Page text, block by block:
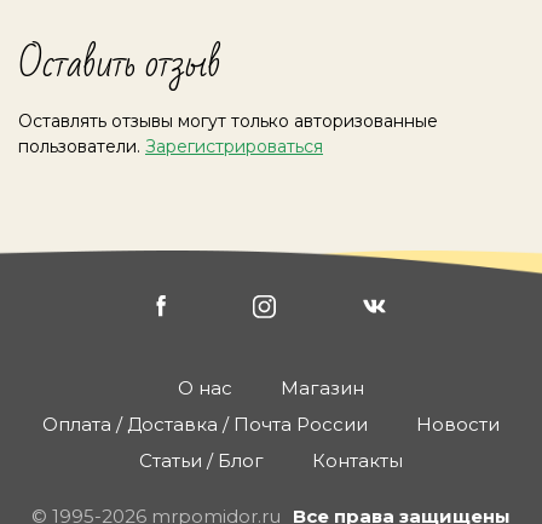
Оставить отзыв
Оставлять отзывы могут только авторизованные
пользователи. Зарегистрироваться
О нас
Магазин
Оплата / Доставка / Почта России
Новости
Статьи / Блог
Контакты
© 1995-2026 mrpomidor.ru Все права защищены